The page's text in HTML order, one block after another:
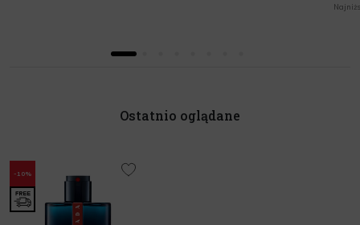
Ostatnio oglądane
-10%